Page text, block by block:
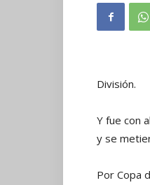
División.
Y fue con
y se
Por Copa